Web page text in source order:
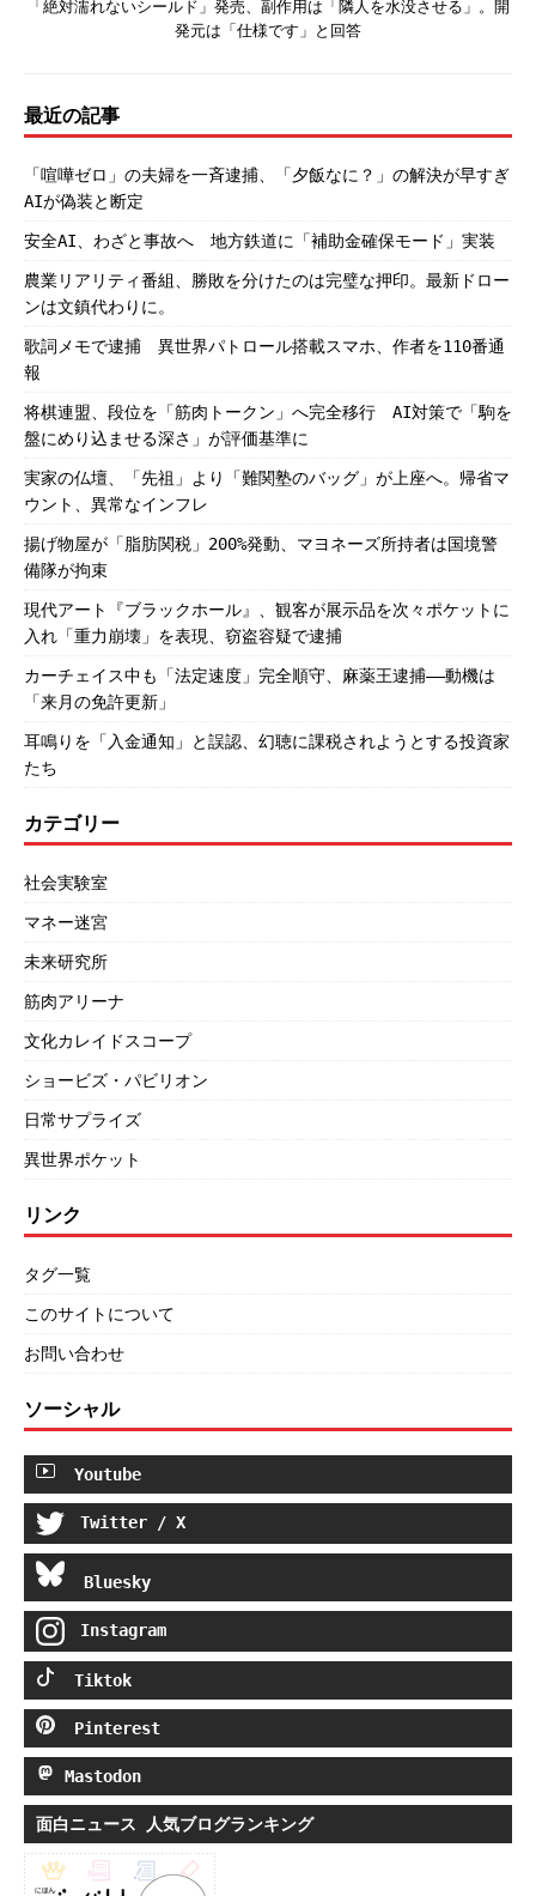
「絶対濡れないシールド」発売、副作用は「隣人を水没させる」。開
発元は「仕様です」と回答
最近の記事
「喧嘩ゼロ」の夫婦を一斉逮捕、「夕飯なに？」の解決が早すぎ
AIが偽装と断定
安全AI、わざと事故へ 地方鉄道に「補助金確保モード」実装
農業リアリティ番組、勝敗を分けたのは完璧な押印。最新ドロー
ンは文鎮代わりに。
歌詞メモで逮捕 異世界パトロール搭載スマホ、作者を110番通
報
将棋連盟、段位を「筋肉トークン」へ完全移行 AI対策で「駒を
盤にめり込ませる深さ」が評価基準に
実家の仏壇、「先祖」より「難関塾のバッグ」が上座へ。帰省マ
ウント、異常なインフレ
揚げ物屋が「脂肪関税」200%発動、マヨネーズ所持者は国境警
備隊が拘束
現代アート『ブラックホール』、観客が展示品を次々ポケットに
入れ「重力崩壊」を表現、窃盗容疑で逮捕
カーチェイス中も「法定速度」完全順守、麻薬王逮捕――動機は
「来月の免許更新」
耳鳴りを「入金通知」と誤認、幻聴に課税されようとする投資家
たち
カテゴリー
社会実験室
マネー迷宮
未来研究所
筋肉アリーナ
文化カレイドスコープ
ショービズ・パビリオン
日常サプライズ
異世界ポケット
リンク
タグ一覧
このサイトについて
お問い合わせ
ソーシャル
Youtube
Twitter / X
Bluesky
Instagram
Tiktok
Pinterest
Mastodon
面白ニュース 人気ブログランキング